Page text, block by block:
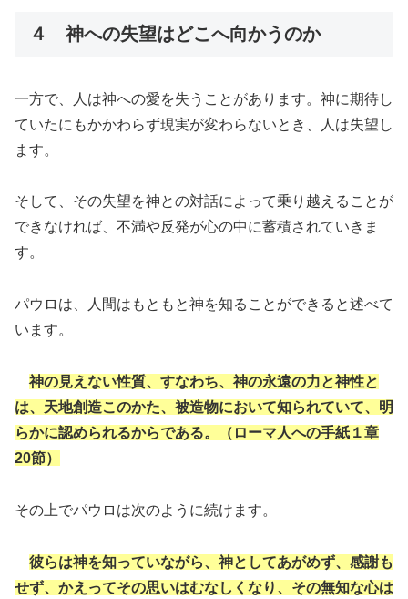
４ 神への失望はどこへ向かうのか
一方で、人は神への愛を失うことがあります。神に期待し
ていたにもかかわらず現実が変わらないとき、人は失望し
ます。
そして、その失望を神との対話によって乗り越えることが
できなければ、不満や反発が心の中に蓄積されていきま
す。
パウロは、人間はもともと神を知ることができると述べて
います。
神の見えない性質、すなわち、神の永遠の力と神性と
は、天地創造このかた、被造物において知られていて、明
らかに認められるからである。（ローマ人への手紙１章
20節）
その上でパウロは次のように続けます。
彼らは神を知っていながら、神としてあがめず、感謝も
せず、かえってその思いはむなしくなり、その無知な心は